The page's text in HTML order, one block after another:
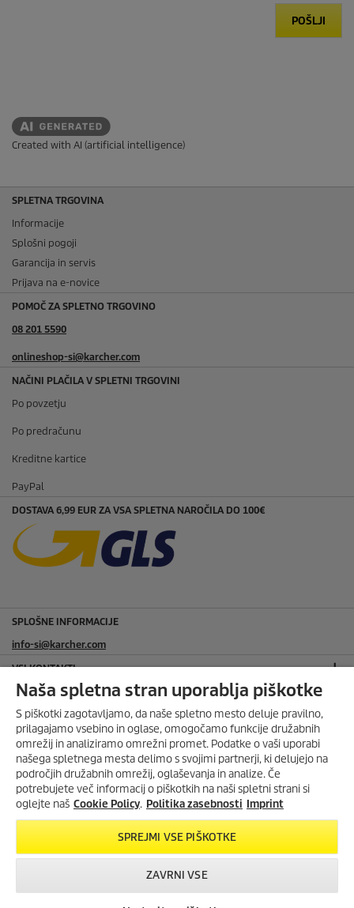
POŠLJI
Created with AI (artificial intelligence)
SPLETNA TRGOVINA
Informacije
Splošni pogoji
Garancija in servis
Prijava na e-novice
POMOČ ZA SPLETNO TRGOVINO
08 201 5590
onlineshop-si@karcher.com
NAČINI PLAČILA V SPLETNI TRGOVINI
Po povzetju
Po predračunu
Kreditne kartice
PayPal
DOSTAVA 6,99 EUR ZA VSA SPLETNA NAROČILA DO 100€
SPLOŠNE INFORMACIJE
info-si@karcher.com
VSI KONTAKTI
PODATKI O PODJETJU
KÄRCHER LJUBLJANA
KÄRCHER KOPER
KARCHER MURSKA SOBOTA
KÄRCHER MARIBOR
O podjetju
Garancijski list
Naša spletna stran uporablja piškotke
S piškotki zagotavljamo, da naše spletno mesto deluje pravilno,
prilagajamo vsebino in oglase, omogočamo funkcije družabnih
omrežij in analiziramo omrežni promet. Podatke o vaši uporabi
našega spletnega mesta delimo s svojimi partnerji, ki delujejo na
področjih družabnih omrežij, oglaševanja in analize. Če
potrebujete več informacij o piškotkih na naši spletni strani si
oglejte naš Cookie Policy. Politika zasebnosti Imprint
SPREJMI VSE PIŠKOTKE
ZAVRNI VSE